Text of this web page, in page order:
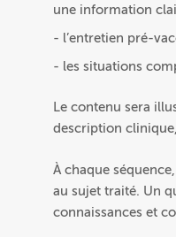
une information
- l’entretien pré-
- les situations
Le contenu sera
description
À chaque
au sujet traité. Un
connaissances et